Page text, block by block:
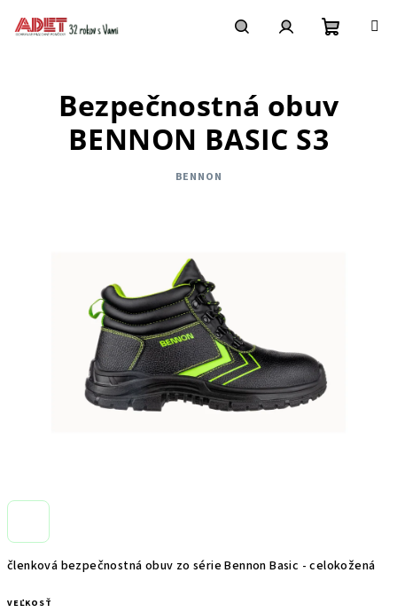
košík
členková bezpečnostná obuv zo série Bennon Basic - celokožená
VEĽKOSŤ
Bezpečnostná obuv
BENNON BASIC S3
BENNON